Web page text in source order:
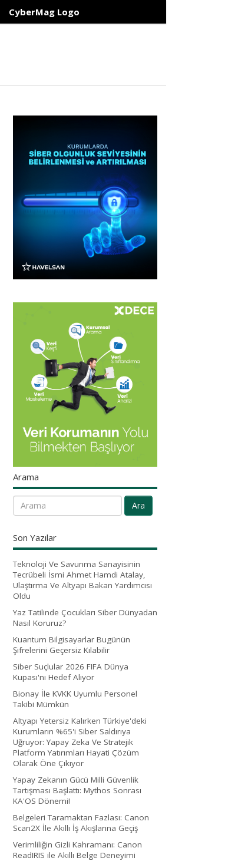
CyberMag Logo
Arama
Ara
Son Yazılar
Teknoloji Ve Savunma Sanayisinin
Tecrübeli İsmi Ahmet Hamdi Atalay,
Ulaştırma Ve Altyapı Bakan Yardımcısı
Oldu
Yaz Tatilinde Çocukları Siber Dünyadan
Nasıl Koruruz?
Kuantum Bilgisayarlar Bugünün
Şifrelerini Geçersiz Kılabilir
Siber Suçlular 2026 FIFA Dünya
Kupası'nı Hedef Alıyor
Bionay İle KVKK Uyumlu Personel
Takibi Mümkün
Altyapı Yetersiz Kalırken Türkiye'deki
Kurumların %65'i Siber Saldırıya
Uğruyor: Yapay Zeka Ve Stratejik
Platform Yatırımları Hayati Çözüm
Olarak Öne Çıkıyor
Yapay Zekanın Gücü Milli Güvenlik
Tartışması Başlattı: Mythos Sonrası
KA'OS Dönemi!
Belgeleri Taramaktan Fazlası: Canon
Scan2X İle Akıllı İş Akışlarına Geçiş
Verimliliğin Gizli Kahramanı: Canon
ReadIRIS ile Akıllı Belge Deneyimi